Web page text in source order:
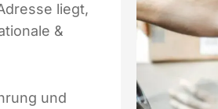
liegt,
&
und